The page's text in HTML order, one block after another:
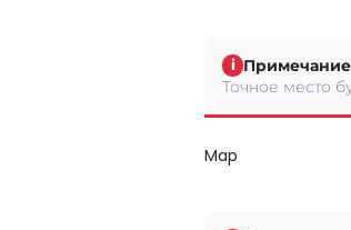
i Примечание
Точное место
Map